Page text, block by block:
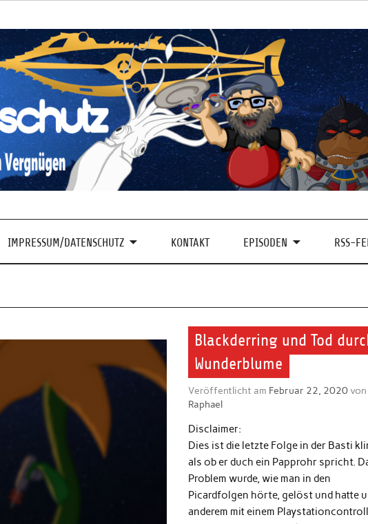
IMPRESSUM/DATENSCHUTZ KONTAKT EPISODEN RSS-
Blackderring und Tod
Wunderblume
Veröffentlicht am Februar 22, 2020von
Raphael
Disclaimer:
Dies ist die letzte Folge in der Basti
als ob er duch ein Papprohr spricht.
Problem wurde, wie man in den
Picardfolgen hörte, gelöst und hatte
anderem mit einem